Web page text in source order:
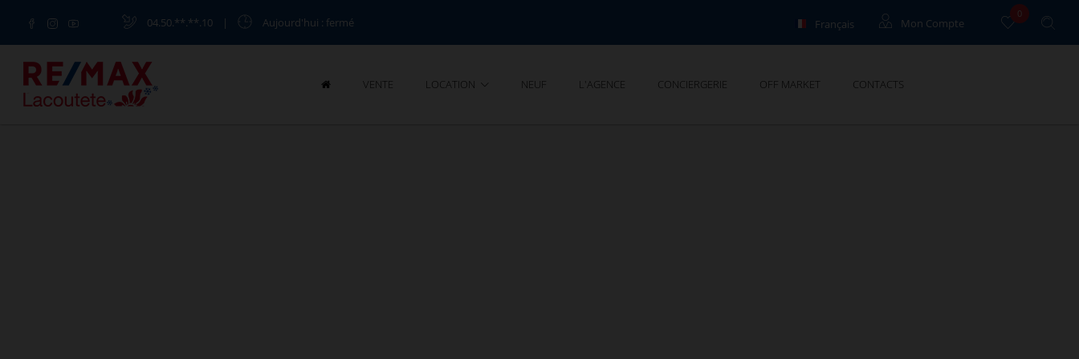
04.50.**.**.10 | Aujourd'hui : fermé Français Mon Compte
0
VENTE LOCATION NEUF L'AGENCE CONCIERGERIE OFF MARKET CONTACTS